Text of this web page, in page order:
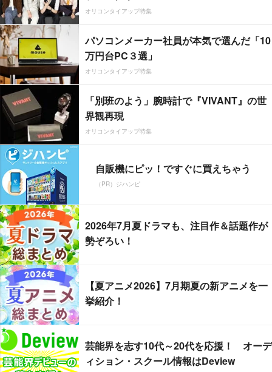
オリコンタイアップ特集
パソコンメーカー社員が本気で選んだ「10
万円台PC３選」
オリコンタイアップ特集
「別班のよう」腕時計で『VIVANT』の世
界観再現
オリコンタイアップ特集
自販機にピッ！ですぐに買えちゃう
（PR）ジハンピ
2026年7月夏ドラマも、注目作＆話題作が
勢ぞろい！
【夏アニメ2026】7月期夏の新アニメを一
挙紹介！
芸能界を志す10代～20代を応援！ オーデ
ィション・スクール情報はDeview